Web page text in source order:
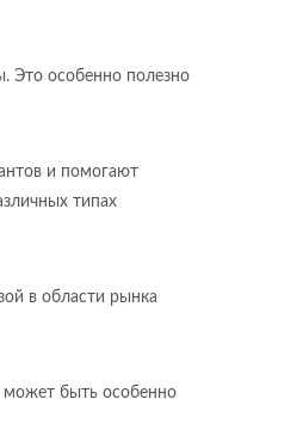
Это особенно полезно
и помогают
типах
в области рынка
может быть особенно